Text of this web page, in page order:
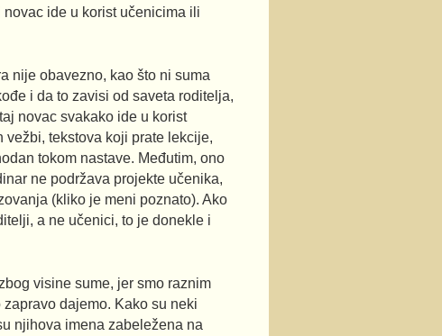
ide u korist učenicima ili
nije obavezno, kao što ni suma
i da to zavisi od saveta roditelja,
novac svakako ide u korist
vežbi, tekstova koji prate lekcije,
tokom nastave. Međutim, ono
ne podržava projekte učenika,
(kliko je meni poznato). Ako
a ne učenici, to je donekle i
visine sume, jer smo raznim
dajemo. Kako su neki
njihova imena zabeležena na